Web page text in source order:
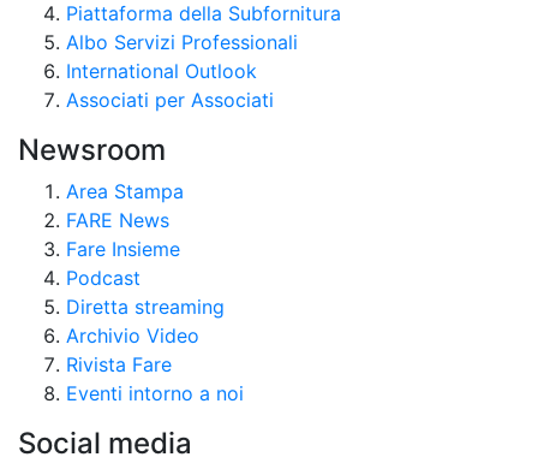
Piattaforma della Subfornitura
Albo Servizi Professionali
International Outlook
Associati per Associati
Newsroom
Area Stampa
FARE News
Fare Insieme
Podcast
Diretta streaming
Archivio Video
Rivista Fare
Eventi intorno a noi
Social media